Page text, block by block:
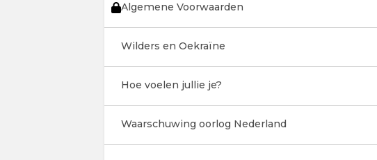
Algemene Voorwaarden
Wilders en Oekraïne
Hoe voelen jullie je?
Waarschuwing oorlog Nederland